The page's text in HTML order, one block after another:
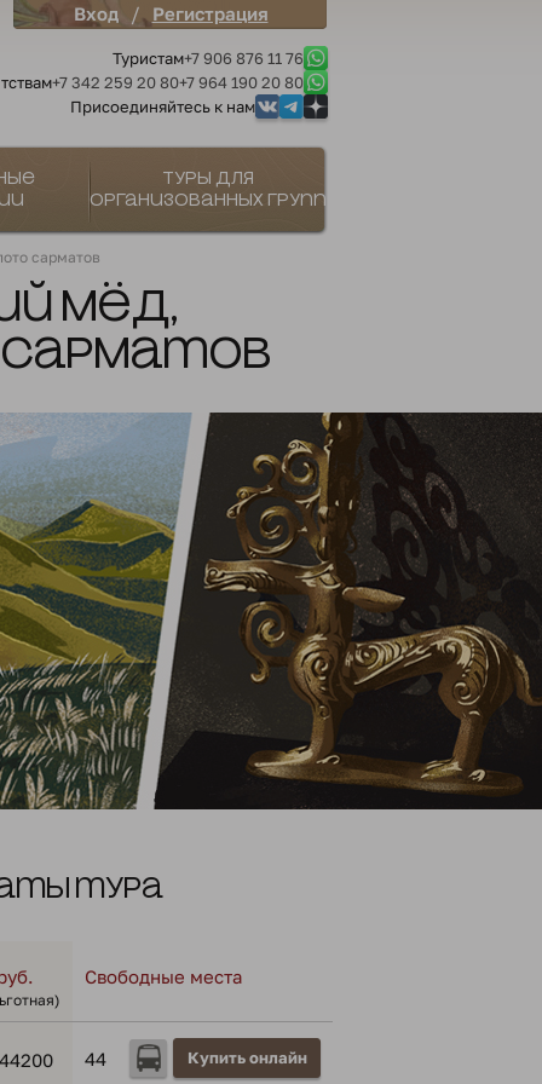
Вход / Регистрация
Туристам+7 906 876 11 76
+7 342 259 20 80+7 964 190 20 80
Присоединяйтесь к нам
Туры для
организованных групп
сарматов
мёд,
сарматов
тура
Свободные места
44200 44 Купить онлайн